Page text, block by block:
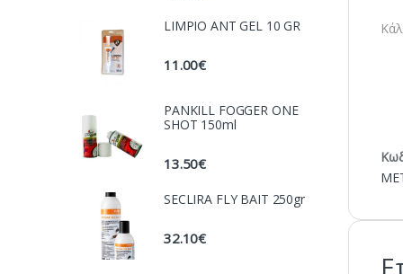
LIMPIO ANT GEL 10 GR
11.00€
PANKILL FOGGER ONE
SHOT 150ml
13.50€
SECLIRA FLY BAIT 250gr
32.10€